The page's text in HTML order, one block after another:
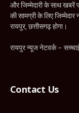
और जिम्मेदारी के साथ खबरें
की सामग्री के लिए
रायपुर, छत्तीसगढ़ होगा।
रायपुर न्यूज नेटवर्क –
Contact Us